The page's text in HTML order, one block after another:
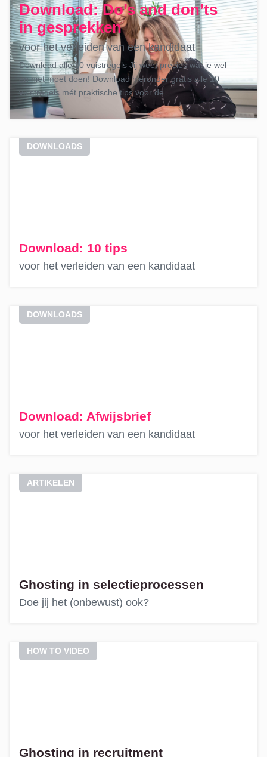
Download: Do’s and don’ts
in gesprekken
voor het verleiden van een kandidaat
Download alle 10 vuistregels Jij weet precies wat je wel
en niet moet doen! Download hieronder gratis alle 10
vuistregels mét praktische tips voor de
DOWNLOADS
Download: 10 tips
voor het verleiden van een kandidaat
DOWNLOADS
Download: Afwijsbrief
voor het verleiden van een kandidaat
ARTIKELEN
Ghosting in selectieprocessen
Doe jij het (onbewust) ook?
HOW TO VIDEO
Ghosting in recruitment